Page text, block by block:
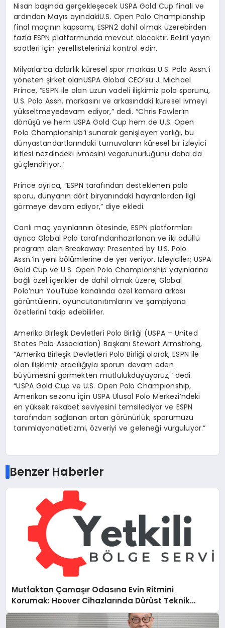
Nisan başında gerçekleşecekUSPA Gold Cup finali ve
ardından Mayıs ayındakiU.S. Open Polo Championship
final maçının kapsamı, ESPN2 dahil olmak üzerebirden
fazla ESPNplatformunda mevcut olacaktır.Belirli yayın
saatleri için yerellistelerinizi kontrol edin.
Milyarlarca dolarlık küresel spor markası U.S. Polo Assn.’i
yöneten şirket olanUSPA Global CEO’su J. Michael
Prince, “ESPN ile olan uzun vadeli ilişkimiz polo sporunu,
U.S. Polo Assn. markasını ve arkasındaki küresel ivmeyi
yükseltmeyedevam ediyor,” dedi. “ChrisFowler’ın
dönüşü ve hem USPA Gold Cup hem de U.S. Open
Polo Championship’i sunarak genişleyen varlığı,bu
dünyastandartlarındaki turnuvaların küresel bir izleyici
kitlesi nezdindeki ivmesini vegörünürlüğünü daha da
güçlendiriyor.”
Princeayrıca, “ESPN tarafından desteklenen polo
sporu,dünyanın dört biryanındaki hayranlardan ilgi
görmeye devam ediyor,” diye ekledi.
Canlı maç yayınlarının ötesinde, ESPN platformları
ayrıca Global Polo tarafındanhazırlanan ve iki ödüllü
programolan Breakaway: Presented by U.S. Polo
Assn.‘in yeni bölümlerine de yer veriyor. İzleyiciler; USPA
Gold Cupve U.S. Open Polo Championshipyayınlarına
bağlı özel içeriklerde dahil olmak üzere, Global
Polo’nun YouTube kanalında özelkamera arkası
görüntülerini,oyuncutanıtımlarını ve şampiyona
özetlerini takip edebilirler.
AmerikaBirleşik Devletleri PoloBirliği (USPA – United
States Polo Association)Başkanı Stewart Armstrong,
“AmerikaBirleşik Devletleri PoloBirliği olarak, ESPN ile
olan ilişkimiz aracılığıyla sporun devam eden
büyümesini görmekten mutlulukduyuyoruz,” dedi.
“USPA Gold Cup ve U.S. Open Polo Championship,
Amerikansezonu için USPAUlusal PoloMerkezi’ndeki
en yüksek rekabet seviyesini temsilediyor ve ESPN
tarafından sağlanan artan görünürlük; sporumuzu
tanımlayanatletizmi,özveriyi ve geleneği vurguluyor.”
Benzer Haberler
Mutfaktan Çamaşır Odasına Evin Ritmini
Korumak: Hoover Cihazlarında Dürüst Teknik
Destek Deneyimi